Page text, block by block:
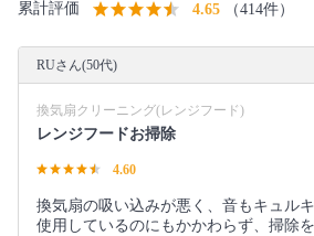
累計評価 4.65 （414件）
RUさん(50代)
換気扇クリーニング(レンジフード)
レンジフードお掃除
4.60
換気扇の吸い込みが悪く、音もキュル
使用しているのにもかかわらず、掃除